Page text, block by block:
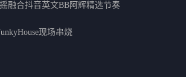
融合抖音英文BB阿辉精选节奏
现场串烧